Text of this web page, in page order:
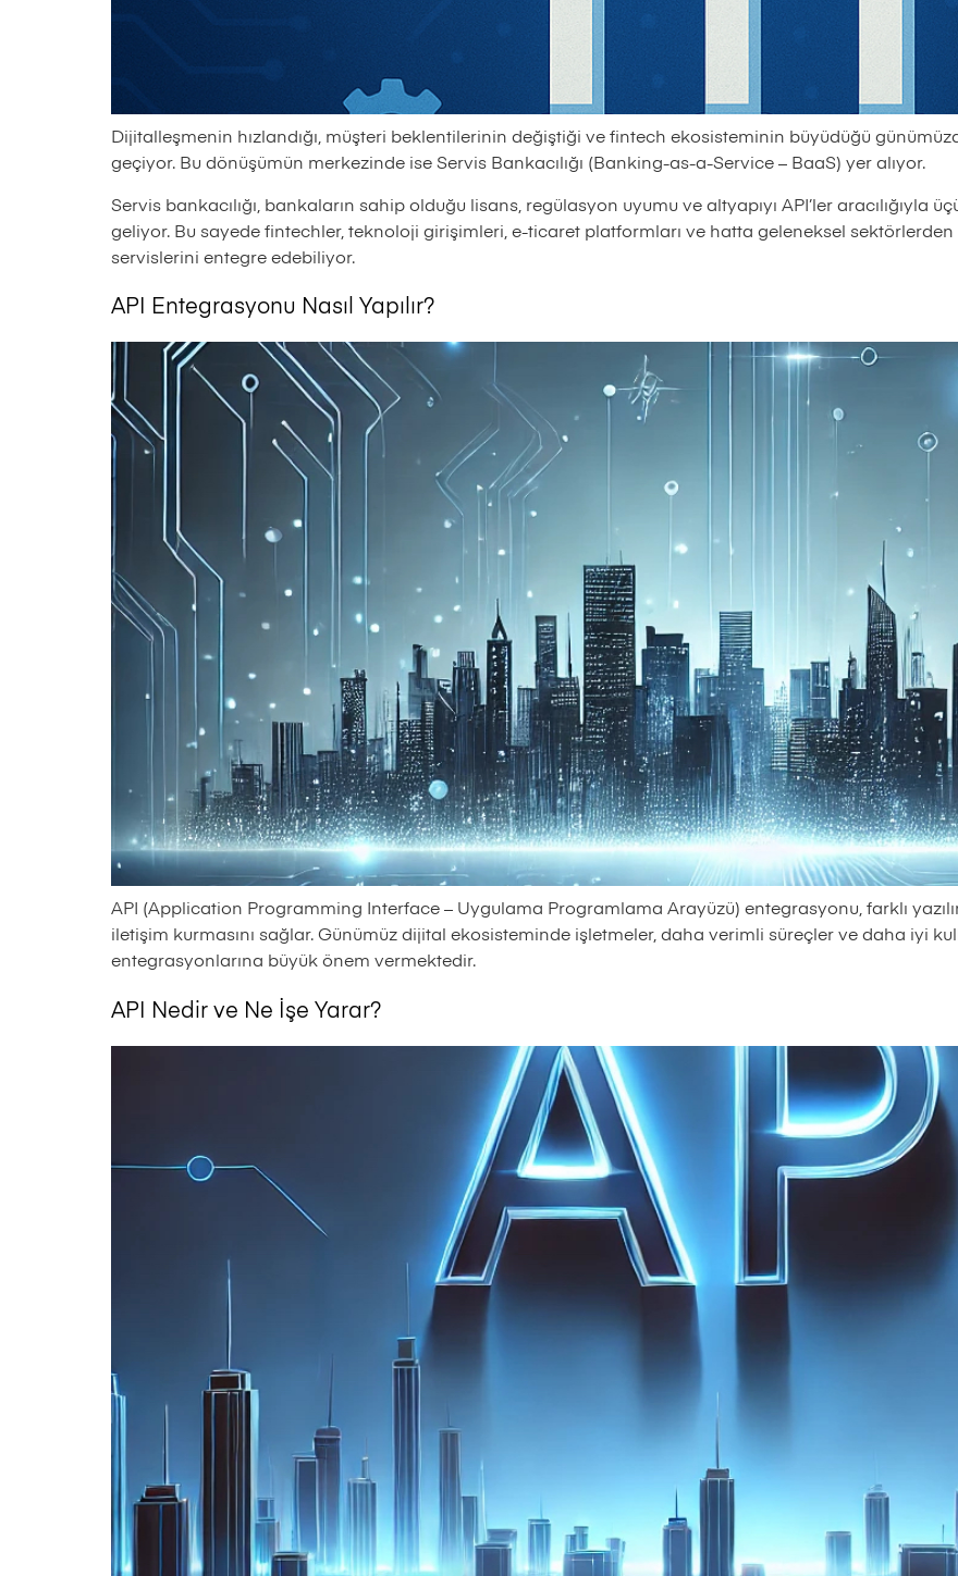
Dijitalleşmenin hızlandığı, müşteri beklentilerinin değiştiği ve fintech ekosisteminin büyüdüğü
geçiyor. Bu dönüşümün merkezinde ise Servis Bankacılığı (Banking-as-a-Service – BaaS) yer alıyor.
Servis bankacılığı, bankaların sahip olduğu lisans, regülasyon uyumu ve altyapıyı API’ler aracılığıyla
geliyor. Bu sayede fintechler, teknoloji girişimleri, e-ticaret platformları ve hatta geleneksel
servislerini entegre edebiliyor.
API Entegrasyonu Nasıl Yapılır?
API (Application Programming Interface – Uygulama Programlama Arayüzü) entegrasyonu, farklı
iletişim kurmasını sağlar. Günümüz dijital ekosisteminde işletmeler, daha verimli süreçler ve daha iyi
entegrasyonlarına büyük önem vermektedir.
API Nedir ve Ne İşe Yarar?